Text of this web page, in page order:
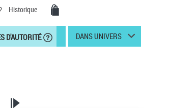
Historique
D'AUTORITÉ DANS UNIVERS